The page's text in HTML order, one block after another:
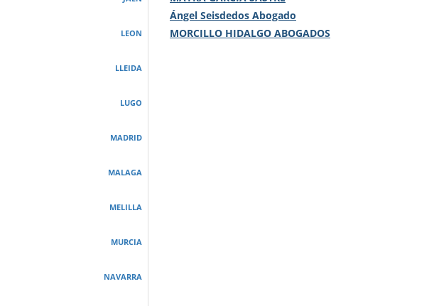
LEON
LLEIDA
LUGO
MADRID
MALAGA
MELILLA
MURCIA
NAVARRA
Ángel Seisdedos Abogado
MORCILLO HIDALGO ABOGADOS